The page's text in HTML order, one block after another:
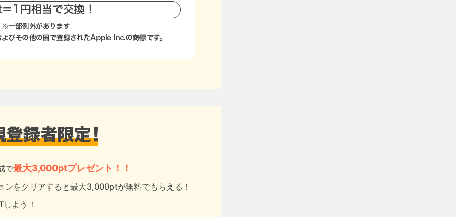
で最大3,000ptプレゼント！！
ンをクリアすると最大3,000ptが無料でもらえる！
よう！